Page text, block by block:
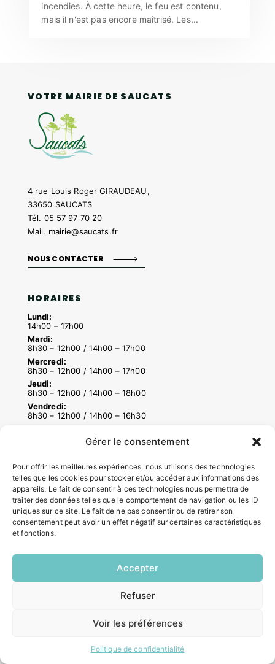
Gérer le consentement
Pour offrir les meilleures expériences, nous utilisons des technologies
telles que les cookies pour stocker et/ou accéder aux informations des
appareils. Le fait de consentir à ces technologies nous permettra de
traiter des données telles que le comportement de navigation ou les ID
uniques sur ce site. Le fait de ne pas consentir ou de retirer son
consentement peut avoir un effet négatif sur certaines caractéristiques
et fonctions.
Accepter
Refuser
Voir les préférences
Politique de confidentialité
incendies. À cette heure, le feu est contenu,
mais il n'est pas encore maîtrisé. Les...
VOTRE MAIRIE DE SAUCATS
4 rue Louis Roger GIRAUDEAU,
33650 SAUCATS
Tél. 05 57 97 70 20
Mail. mairie@saucats.fr
NOUS CONTACTER
HORAIRES
Lundi:
14h00 – 17h00
Mardi:
8h30 – 12h00 / 14h00 – 17h00
Mercredi:
8h30 – 12h00 / 14h00 – 17h00
Jeudi:
8h30 – 12h00 / 14h00 – 18h00
Vendredi:
8h30 – 12h00 / 14h00 – 16h30
Contacter la mairie
Pôle santé
Le Saucatais
Formalités administratives
Restauration scolaire
INFORMATIONS LÉGALES